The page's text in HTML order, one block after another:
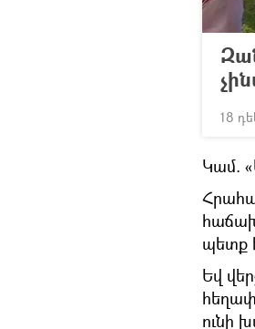
18
Կամ.
պետք է
Եվ
ունի